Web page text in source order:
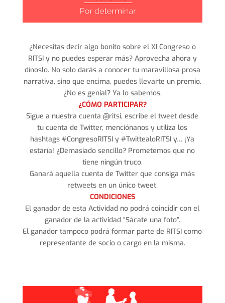
¿Necesitas decir algo bonito sobre el XI Congreso o
RITSI y no puedes esperar más? Aprovecha ahora y
dínoslo. No solo darás a conocer tu maravillosa prosa
narrativa, sino que encima, puedes llevarte un premio.
¿No es genial? Ya lo sabemos.
¿CÓMO PARTICIPAR?
Sigue a nuestra cuenta @ritsi, escribe el tweet desde
tu cuenta de Twitter, menciónanos y utiliza los
hashtags #CongresoRITSI y #TwittealoRITSI y… ¡Ya
estaría! ¿Demasiado sencillo? Prometemos que no
tiene ningún truco.
Ganará aquella cuenta de Twitter que consiga más
retweets en un único tweet.
CONDICIONES
El ganador de esta Actividad no podrá coincidir con el
ganador de la actividad “Sácate una foto”.
El ganador tampoco podrá formar parte de RITSI como
representante de socio o cargo en la misma.